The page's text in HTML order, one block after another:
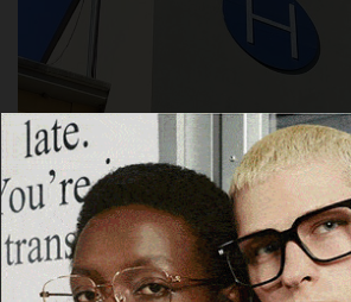
LANUSEI